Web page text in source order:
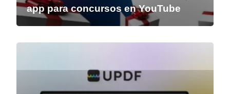
app para concursos en YouTube